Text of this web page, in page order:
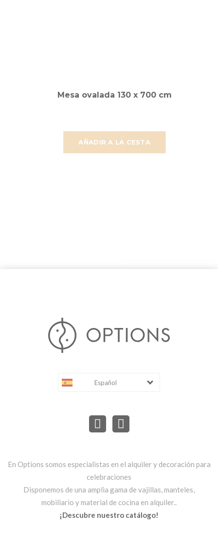
AÑADIR A LA CESTA
Mesa ovalada 130 x 700 cm
Español
En Options somos especialistas en el alquiler y decoración para
celebraciones
Disponemos de una amplia gama de vajillas, manteles,
mobiliario y material de cocina en alquiler..
¡Descubre nuestro catálogo!